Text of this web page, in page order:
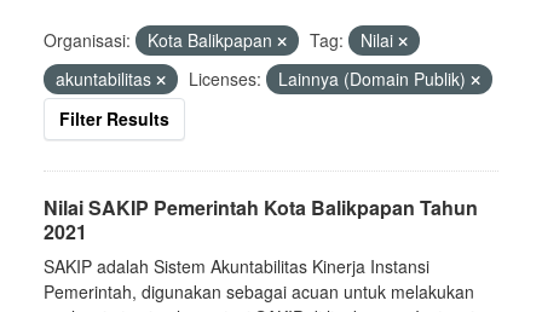
Organisasi: Kota Balikpapan Tag:
Nilai
akuntabilitas
Licenses:
Lainnya (Domain Publik)
Filter Results
Nilai SAKIP Pemerintah Kota Balikpapan Tahun
2021
SAKIP adalah Sistem Akuntabilitas Kinerja Instansi
Pemerintah, digunakan sebagai acuan untuk melakukan